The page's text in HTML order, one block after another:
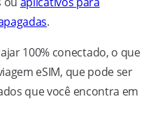
.
100% conectado, o que
eSIM, que pode ser
que você encontra em